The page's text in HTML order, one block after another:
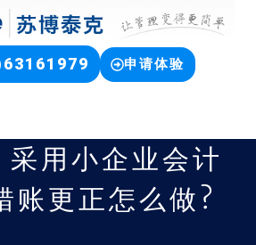
申请体验
采用小企业会计
账更正怎么做?